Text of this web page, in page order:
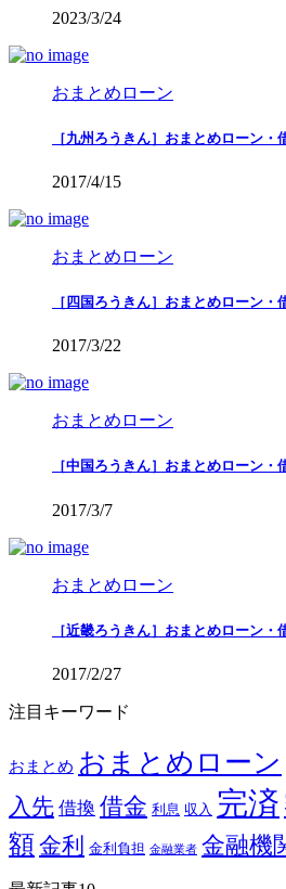
2023/3/24
おまとめローン
［九州ろうきん］おまとめローン
2017/4/15
おまとめローン
［四国ろうきん］おまとめローン
2017/3/22
おまとめローン
［中国ろうきん］おまとめローン
2017/3/7
おまとめローン
［近畿ろうきん］おまとめローン
2017/2/27
注目キーワード
おまとめ おまとめローン
入先 借換 借金 利息 収入 完済
額金利 金利負担 金融業者 金融機